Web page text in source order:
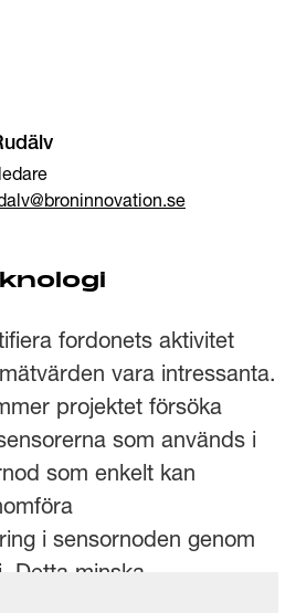
fordonets aktivitet
vara intressanta.
projektet försöka
som används i
som enkelt kan
i sensornoden genom
Detta minska